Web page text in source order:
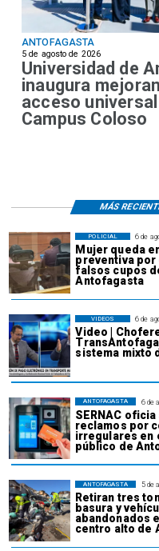
ANTOFAGASTA
5 de agosto de 2026
Universidad de
inaugura
acceso universal
Campus Coloso
6 de
Mujer queda
preventiva
falsos cupos
Antofagasta
POLICIAL
6 de
Video |
sistema mixto
VIDEOS
6 de
SERNAC
reclamos por
irregulares en
público de
ANTOFAGASTA
5 de
Retiran tres
basura y
abandonados
centro alto de
ANTOFAGASTA
MÁS